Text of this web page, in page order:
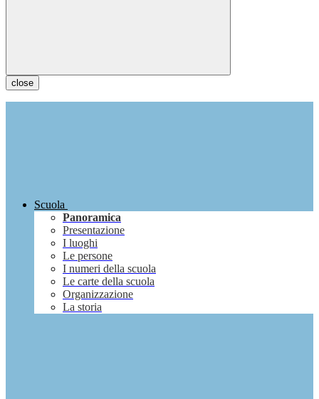
close
Scuola
Panoramica
Presentazione
I luoghi
Le persone
I numeri della scuola
Le carte della scuola
Organizzazione
La storia